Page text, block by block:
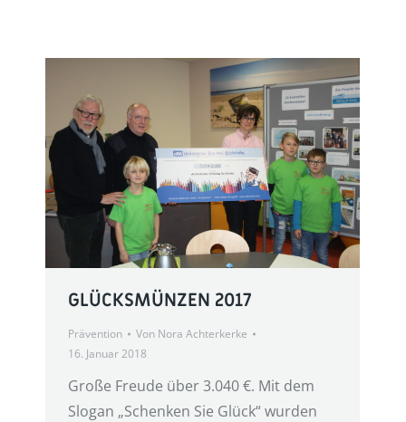
GLÜCKSMÜNZEN 2017
Prävention Von Nora Achterkerke
16. Januar 2018
Große Freude über 3.040 €. Mit dem
Slogan „Schenken Sie Glück“ wurden